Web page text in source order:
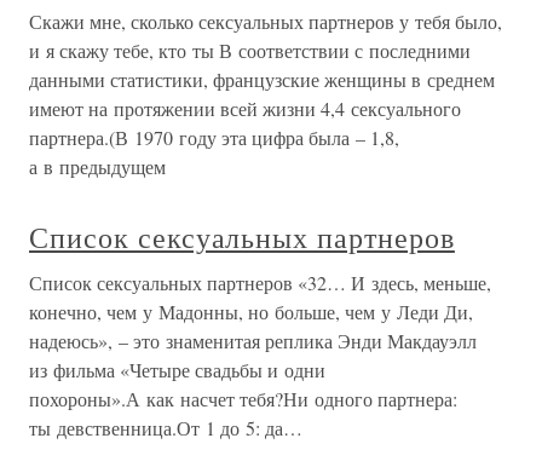
Скажи мне, сколько сексуальных партнеров у тебя было,
и я скажу тебе, кто ты В соответствии с последними
данными статистики, французские женщины в среднем
имеют на протяжении всей жизни 4,4 сексуального
партнера.(В 1970 году эта цифра была – 1,8,
а в предыдущем
Список сексуальных партнеров
Список сексуальных партнеров «32… И здесь, меньше,
конечно, чем у Мадонны, но больше, чем у Леди Ди,
надеюсь», – это знаменитая реплика Энди Макдауэлл
из фильма «Четыре свадьбы и одни
похороны».А как насчет тебя?Ни одного партнера:
ты девственница.От 1 до 5: да…